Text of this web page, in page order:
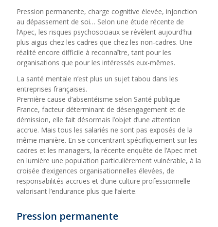
Pression permanente, charge cognitive élevée, injonction
au dépassement de soi… Selon une étude récente de
l’Apec, les risques psychosociaux se révèlent aujourd’hui
plus aigus chez les cadres que chez les non-cadres. Une
réalité encore difficile à reconnaître, tant pour les
organisations que pour les intéressés eux-mêmes.
La santé mentale n’est plus un sujet tabou dans les
entreprises françaises.
Première cause d’absentéisme selon Santé publique
France, facteur déterminant de désengagement et de
démission, elle fait désormais l’objet d’une attention
accrue. Mais tous les salariés ne sont pas exposés de la
même manière. En se concentrant spécifiquement sur les
cadres et les managers, la récente enquête de l’Apec met
en lumière une population particulièrement vulnérable, à la
croisée d’exigences organisationnelles élevées, de
responsabilités accrues et d’une culture professionnelle
valorisant l’endurance plus que l’alerte.
Pression permanente